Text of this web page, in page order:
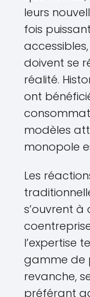
leurs
fois
doivent se
réalité.
ont
modèles
monopole
Les
s’ouvrent
l’expertise
gamme de
revanche,
préférant